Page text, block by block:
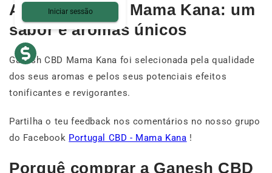
A Ganesh CBD Mama Kana: um
sabor e aromas únicos
Ganesh CBD Mama Kana foi selecionada pela qualidade
dos seus aromas e pelos seus potenciais efeitos
tonificantes e revigorantes.
Partilha o teu feedback nos comentários no nosso grupo
do Facebook Portugal CBD - Mama Kana !
Porquê comprar a Ganesh CBD
Iniciar sessão